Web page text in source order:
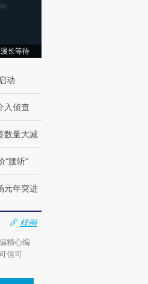
长等待
动
入侦查
数量大减
“腰斩”
元年突进
样例
精心编
信可